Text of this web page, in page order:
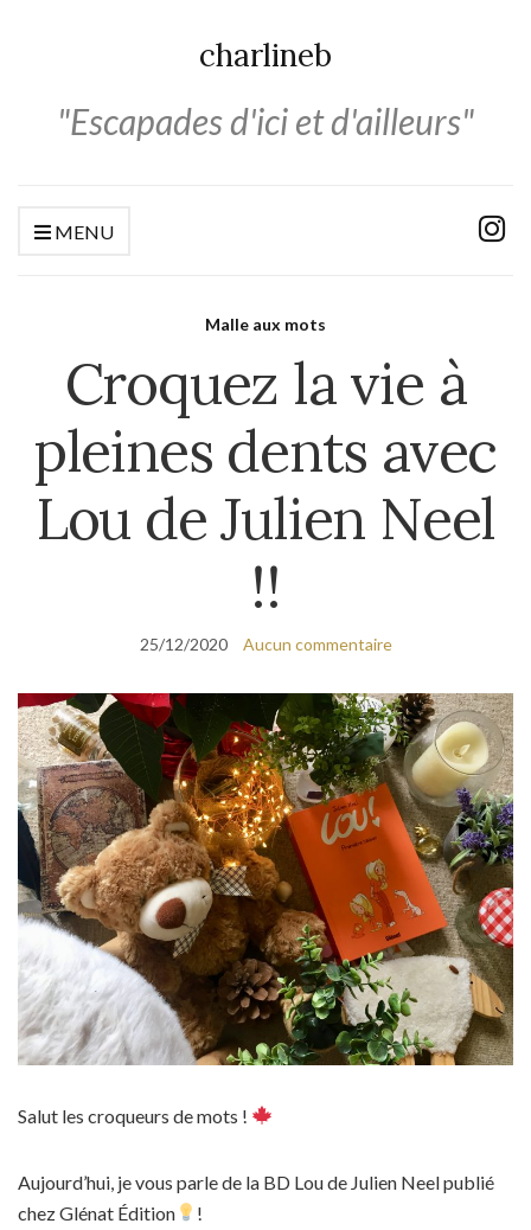
charlineb
"Escapades d'ici et d'ailleurs"
MENU
Malle aux mots
Croquez la vie à
pleines dents avec
Lou de Julien Neel
!!
25/12/2020 Aucun commentaire
Salut les croqueurs de mots !
Aujourd’hui, je vous parle de la BD Lou de Julien Neel publié
chez Glénat Édition
!